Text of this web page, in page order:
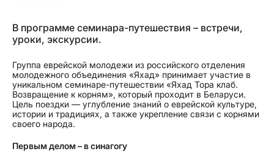
В программе семинара-путешествия – встречи,
уроки, экскурсии.
Группа еврейской молодежи из российского отделения
молодежного объединения «Яхад» принимает участие в
уникальном семинаре-путешествии «Яхад Тора клаб.
Возвращение к корням», который проходит в Беларуси.
Цель поездки — углубление знаний о еврейской культуре,
истории и традициях, а также укрепление связи с корнями
своего народа.
Первым делом – в синагогу